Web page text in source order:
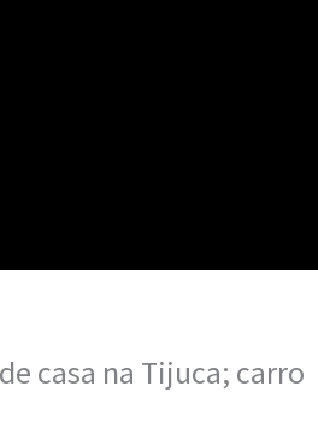
casa na Tijuca; carro